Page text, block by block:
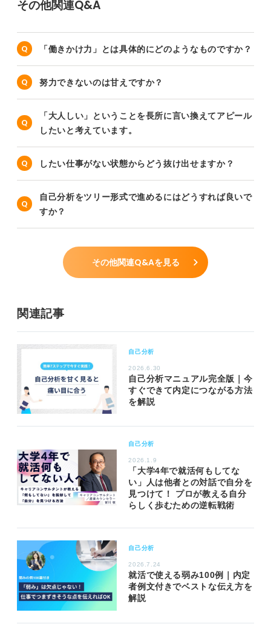
その他関連Q&A
「働きかけ力」とは具体的にどのようなものですか？
努力できないのは甘えですか？
「大人しい」ということを長所に言い換えてアピール
したいと考えています。
したい仕事がない状態からどう抜け出せますか？
自己分析をツリー形式で進めるにはどうすれば良いで
すか？
その他関連Q&Aを見る
関連記事
自己分析
2026.6.30
自己分析マニュアル完全版｜今
すぐできて内定につながる方法
を解説
自己分析
2026.1.9
「大学4年で就活何もしてな
い」人は他者との対話で自分を
見つけて！ プロが教える自分
らしく歩むための逆転戦術
自己分析
2026.7.24
就活で使える弱み100例｜内定
者例文付きでベストな伝え方を
解説